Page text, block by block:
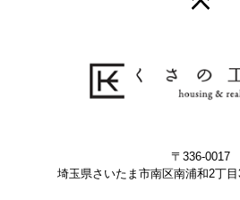
〒336-0017
埼玉県さいたま市南区南浦和2丁